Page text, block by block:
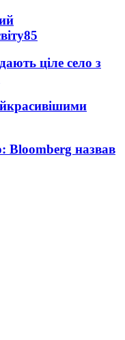
85
ціле село з
Bloomberg назвав